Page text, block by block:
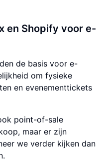
en Shopify voor e-
de basis voor e-
om fysieke
en evenementtickets
point-of-sale
maar er zijn
we verder kijken dan